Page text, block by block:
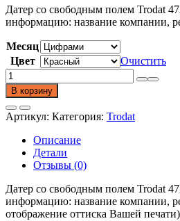
Датер со свободным полем Trodat
информацию: название компании,
Месяц
Цвет
Очистить
Количество
товара
Датер
со
свободным
полем
Trodat
4729
PRINTY.
Размер
50*30мм
В корзину
Артикул: Категория: Trodat
Описание
Детали
Отзывы (0)
Датер со свободным полем Trodat
информацию: название компании,
отображение оттиска Вашей